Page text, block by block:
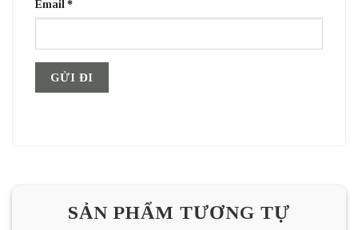
Email *
SẢN PHẨM TƯƠNG TỰ